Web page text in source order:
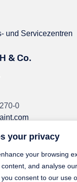
your privacy
your browsing
and analyse
consent to our use
und Servicezentren
& Co.
0
KG Serafima GmbH &